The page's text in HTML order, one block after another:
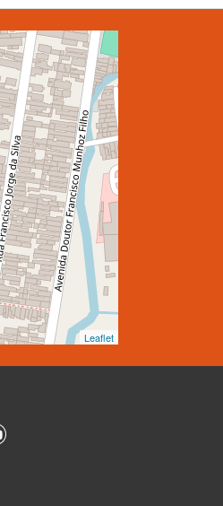
Leaflet